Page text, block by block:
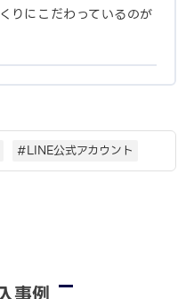
りにこだわっているのが
#LINE公式アカウント